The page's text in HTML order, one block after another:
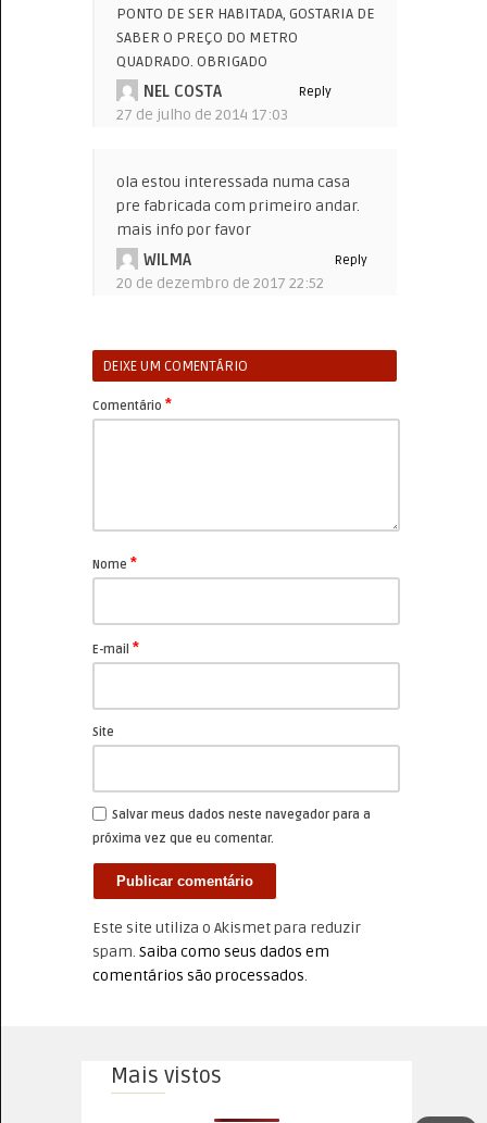
PONTO DE SER HABITADA, GOSTARIA DE
SABER O PREÇO DO METRO
QUADRADO. OBRIGADO
NEL COSTA
27 de julho de 2014 17:03
Reply
ola estou interessada numa casa
pre fabricada com primeiro andar.
mais info por favor
WILMA
20 de dezembro de 2017 22:52
Reply
DEIXE UM COMENTÁRIO
Comentário *
Nome *
E-mail *
Site
Salvar meus dados neste navegador para a
próxima vez que eu comentar.
Este site utiliza o Akismet para reduzir
spam. Saiba como seus dados em
comentários são processados.
Mais vistos